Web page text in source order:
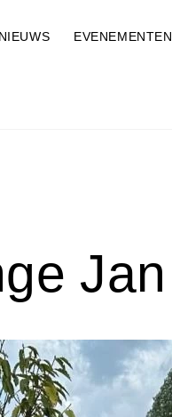
NIEUWS EVENEMENTEN
Jan